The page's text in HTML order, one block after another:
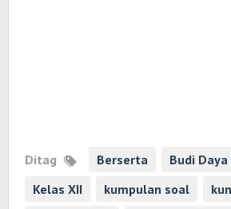
Ditag Berserta
Budi
Kelas XII
kumpulan soal